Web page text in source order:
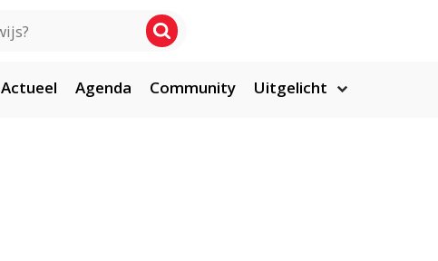
Actueel Agenda Community Uitgelicht